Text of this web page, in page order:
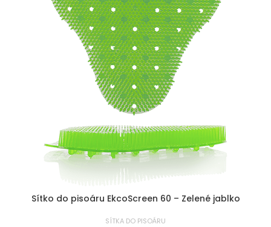
Sítko do pisoáru EkcoScreen 60 – Zelené jablko
SÍTKA DO PISOÁRU